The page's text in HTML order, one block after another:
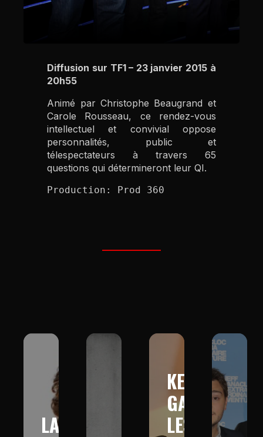
Diffusion sur TF1 – 23 janvier 2015 à
20h55
Animé par Christophe Beaugrand et
Carole Rousseau, ce rendez-vous
intellectuel et convivial oppose
personnalités, public et
télespectateurs à travers 65
questions qui détermineront leur QI.
Production: Prod 360
LA
KEV
GAD :
LES